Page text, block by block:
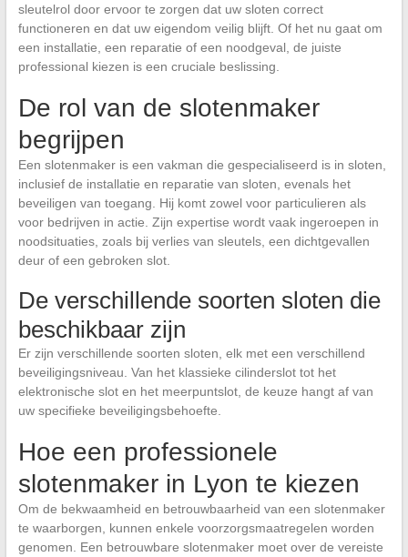
sleutelrol door ervoor te zorgen dat uw sloten correct
functioneren en dat uw eigendom veilig blijft. Of het nu gaat om
een installatie, een reparatie of een noodgeval, de juiste
professional kiezen is een cruciale beslissing.
De rol van de slotenmaker
begrijpen
Een slotenmaker is een vakman die gespecialiseerd is in sloten,
inclusief de installatie en reparatie van sloten, evenals het
beveiligen van toegang. Hij komt zowel voor particulieren als
voor bedrijven in actie. Zijn expertise wordt vaak ingeroepen in
noodsituaties, zoals bij verlies van sleutels, een dichtgevallen
deur of een gebroken slot.
De verschillende soorten sloten die
beschikbaar zijn
Er zijn verschillende soorten sloten, elk met een verschillend
beveiligingsniveau. Van het klassieke cilinderslot tot het
elektronische slot en het meerpuntslot, de keuze hangt af van
uw specifieke beveiligingsbehoefte.
Hoe een professionele
slotenmaker in Lyon te kiezen
Om de bekwaamheid en betrouwbaarheid van een slotenmaker
te waarborgen, kunnen enkele voorzorgsmaatregelen worden
genomen. Een betrouwbare slotenmaker moet over de vereiste